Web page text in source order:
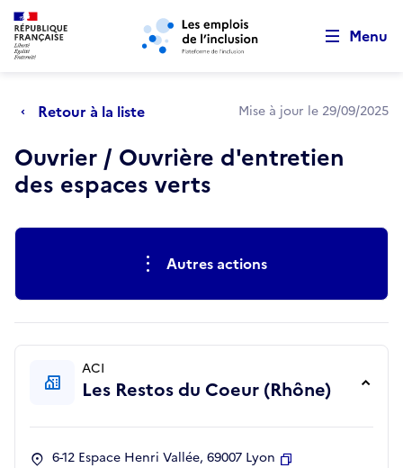
Aller au menu principal Aller au contenu principal
Menu
Retour à la liste Mise à jour le 29/09/2025
Ouvrier / Ouvrière d'entretien
des espaces verts
Actions rapidesAutres actions
ACI
Les Restos du Coeur (Rhône)
6-12 Espace Henri Vallée, 69007 Lyon
Retour au début de la page
Panneau de gestion des cookies